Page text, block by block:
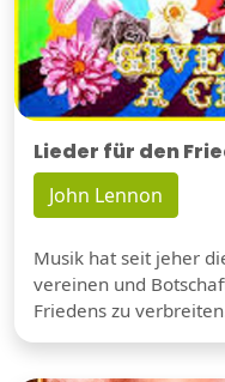
Lieder für den
John Lennon
Musik hat seit jeher
vereinen und
Friedens zu